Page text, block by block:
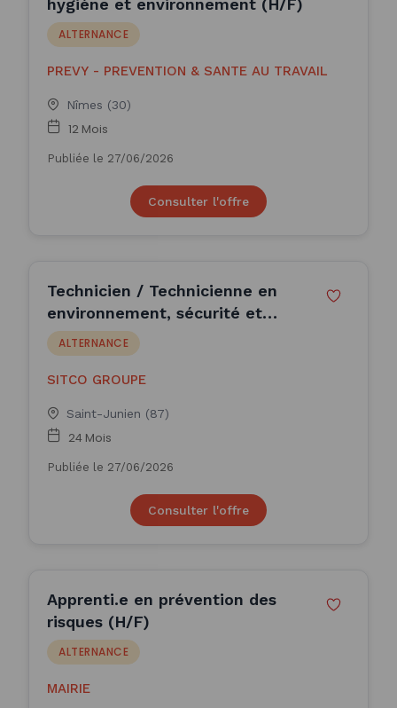
hygiène et environnement (H/F)
ALTERNANCE
PREVY - PREVENTION & SANTE AU TRAVAIL
Nîmes (30)
12 Mois
Publiée le 27/06/2026
Consulter l'offre
Technicien / Technicienne en
environnement, sécurité et
conditions de travail (H/F)
ALTERNANCE
SITCO GROUPE
Saint-Junien (87)
24 Mois
Publiée le 27/06/2026
Consulter l'offre
Apprenti.e en prévention des
risques (H/F)
ALTERNANCE
MAIRIE